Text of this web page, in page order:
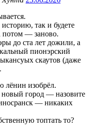
так и будете
потом — заново.
до ста лет дожили, а
пионэрский
скаутов (даже
лёнин изобрёл.
город — назовите
— никаких
топтать то?